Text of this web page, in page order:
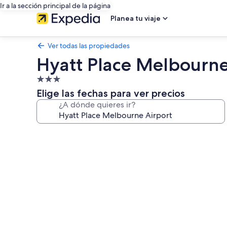
Ir a la sección principal de la página
Planea tu viaje
Ver todas las propiedades
Hyatt Place
Propiedad
de
3.0
estrellas
Elige las fechas para ver precios
¿A dónde quieres ir?